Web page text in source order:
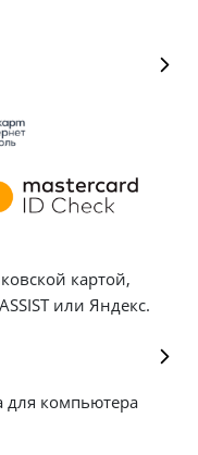
картой,
или Яндекс.
для компьютера